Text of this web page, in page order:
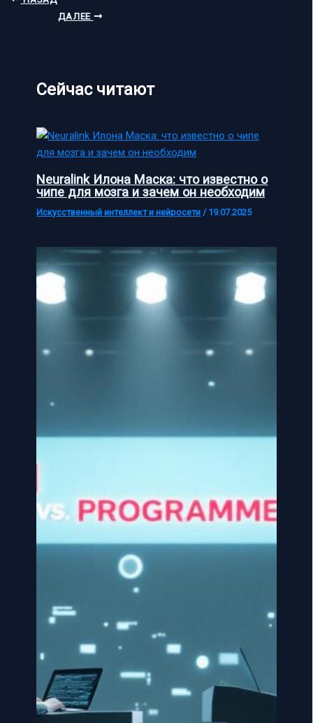
ДАЛЕЕ
Сейчас читают
Neuralink Илона Маска: что известно о
чипе для мозга и зачем он необходим
Искусственный интеллект и нейросети / 19.07.2025